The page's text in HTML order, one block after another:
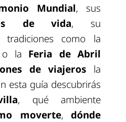
Mundial, sus
de vida, su
como la
o la Feria de Abril
de viajeros la
esta guía descubrirás
, qué ambiente
moverte, dónde